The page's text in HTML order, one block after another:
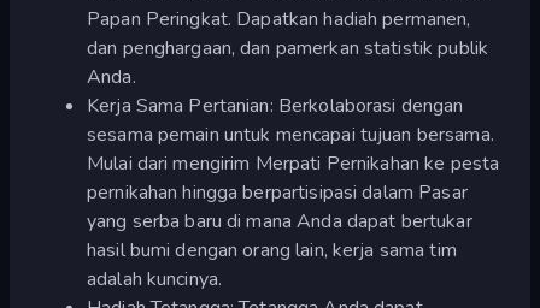
Papan Peringkat. Dapatkan hadiah permanen,
dan penghargaan, dan pamerkan statistik publik
Anda.
Kerja Sama Pertanian: Berkolaborasi dengan
sesama pemain untuk mencapai tujuan bersama.
Mulai dari mengirim Merpati Pernikahan ke pesta
pernikahan hingga berpartisipasi dalam Pasar
yang serba baru di mana Anda dapat bertukar
hasil bumi dengan orang lain, kerja sama tim
adalah kuncinya.